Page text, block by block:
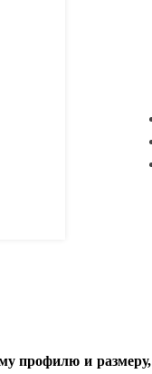
профилю и размеру,